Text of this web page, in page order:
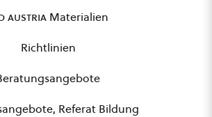
austriaMaterialien
Richtlinien
Referat Bildung